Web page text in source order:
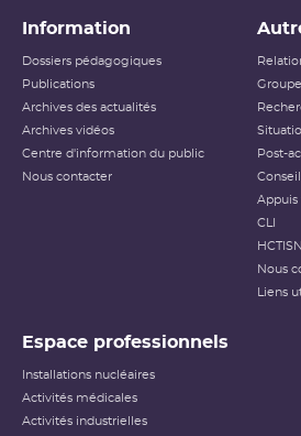
Information
Dossiers pédagogiques
Publications
Archives des actualités
Archives vidéos
Centre d'information du public
Nous contacter
Post-
Appuis
CLI
HCTISN
Nous
Liens
Espace professionnels
Installations nucléaires
Activités médicales
Activités industrielles